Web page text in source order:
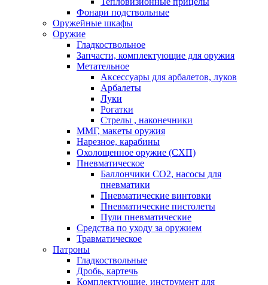
Фонари подствольные
Оружейные шкафы
Оружие
Гладкоствольное
Запчасти, комплектующие для оружия
Метательное
Аксессуары для арбалетов, луков
Арбалеты
Луки
Рогатки
Стрелы , наконечники
ММГ, макеты оружия
Нарезное, карабины
Охолощенное оружие (СХП)
Пневматическое
Баллончики СО2, насосы для
пневматики
Пневматические винтовки
Пневматические пистолеты
Пули пневматические
Средства по уходу за оружием
Травматическое
Патроны
Гладкоствольные
Дробь, картечь
Комплектующие, инструмент для